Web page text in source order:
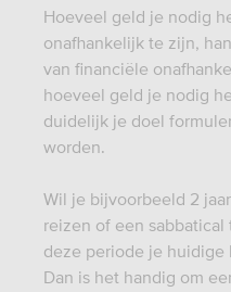
Hoeveel geld je nodig
onafhankelijk te zijn,
van financiële
hoeveel geld je nodig
duidelijk je doel
worden.
Wil je bijvoorbeeld 2
reizen of een
deze periode je huidige
Dan is het handig om